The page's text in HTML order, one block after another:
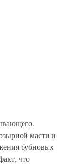
масти и
бубновых
что